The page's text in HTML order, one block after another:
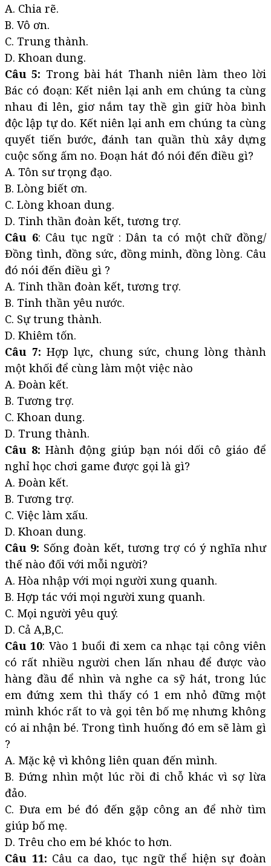
A. Chia rẽ.
B. Vô ơn.
C. Trung thành.
D. Khoan dung.
Câu 5: Trong bài hát Thanh niên làm theo lời
Bác có đoạn: Kết niên lại anh em chúng ta cùng
nhau đi lên, giơ nắm tay thề gìn giữ hòa bình
độc lập tự do. Kết niên lại anh em chúng ta cùng
quyết tiến bước, đánh tan quần thù xây dựng
cuộc sống ấm no. Đoạn hát đó nói đến điều gì?
A. Tôn sư trọng đạo.
B. Lòng biết ơn.
C. Lòng khoan dung.
D. Tinh thần đoàn kết, tương trợ.
Câu 6: Câu tục ngữ : Dân ta có một chữ đồng/
Đồng tình, đồng sức, đồng minh, đồng lòng. Câu
đó nói đến điều gì ?
A. Tinh thần đoàn kết, tương trợ.
B. Tinh thần yêu nước.
C. Sự trung thành.
D. Khiêm tốn.
Câu 7:Hợp lực, chung sức, chung lòng thành
một khối để cùng làm một việc nào
A. Đoàn kết.
B. Tương trợ.
C. Khoan dung.
D. Trung thành.
Câu 8: Hành động giúp bạn nói dối cô giáo để
nghỉ học chơi game được gọi là gì?
A. Đoàn kết.
B. Tương trợ.
C. Việc làm xấu.
D. Khoan dung.
Câu 9: Sống đoàn kết, tương trợ có ý nghĩa như
thế nào đối với mỗi người?
A. Hòa nhập với mọi người xung quanh.
B. Hợp tác với mọi người xung quanh.
C. Mọi người yêu quý.
D. Cả A,B,C.
Câu 10: Vào 1 buổi đi xem ca nhạc tại công viên
có rất nhiều người chen lấn nhau để được vào
hàng đầu để nhìn và nghe ca sỹ hát, trong lúc
em đứng xem thì thấy có 1 em nhỏ đững một
mình khóc rất to và gọi tên bố mẹ nhưng không
có ai nhận bé. Trong tình huống đó em sẽ làm gì
?
A. Mặc kệ vì không liên quan đến mình.
B. Đứng nhìn một lúc rồi đi chỗ khác vì sợ lừa
đảo.
C. Đưa em bé đó đến gặp công an để nhờ tìm
giúp bố mẹ.
D. Trêu cho em bé khóc to hơn.
Câu 11: Câu ca dao, tục ngữ thể hiện sự đoàn